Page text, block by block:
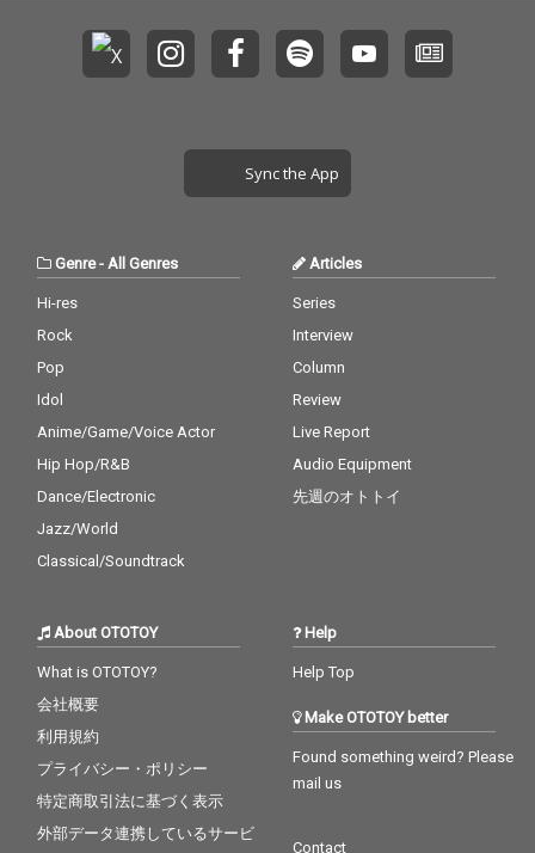
Sync the App
Genre-All Genres
Hi-res
Rock
Pop
Idol
Anime/Game/Voice Actor
Hip Hop/R&B
Dance/Electronic
Jazz/World
Classical/Soundtrack
Articles
Series
Interview
Column
Review
Live Report
Audio Equipment
先週のオトトイ
About OTOTOY
What is OTOTOY?
会社概要
利用規約
プライバシー・ポリシー
特定商取引法に基づく表示
外部データ連携しているサービ
Help
Help Top
Make OTOTOY better
Found something weird? Please
mail us
Contact